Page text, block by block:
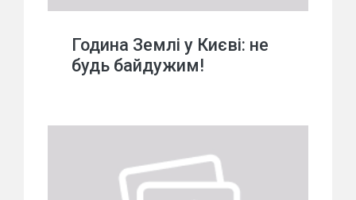
Година Землі у Києві: не
будь байдужим!